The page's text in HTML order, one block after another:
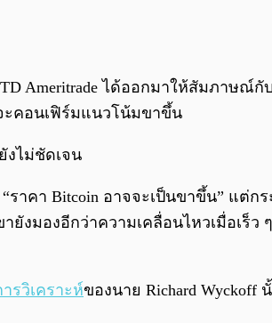
Ameritrade ได้ออกมาให้สัมภาษณ์
ะคอนเฟิร์มแนวโน้มขาขึ้น
งไม่ชัดเจน
ราคา Bitcoin อาจจะเป็นขาขึ้น” แต่
งมองอีกว่าความเคลื่อนไหวเมื่อเร็
รวิเคราะห์ของนาย Richard